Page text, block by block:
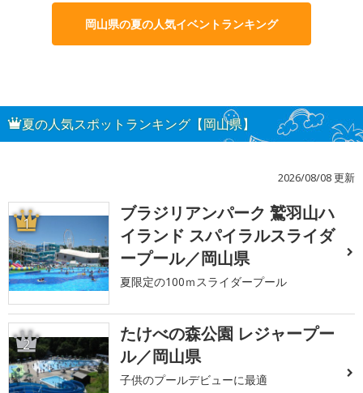
岡山県の夏の人気イベントランキング
夏の人気スポットランキング【岡山県】
2026/08/08 更新
1
ブラジリアンパーク 鷲羽山ハ
イランド スパイラルスライダ
ープール／岡山県
夏限定の100ｍスライダープール
2
たけべの森公園 レジャープー
ル／岡山県
子供のプールデビューに最適